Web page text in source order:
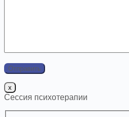
x
Сессия психотерапии